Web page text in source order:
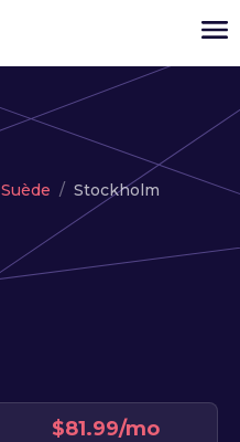
VPS
Serveurs dédiés
USD▾
MON ESPACE
Suède Stockholm
$81.99/mo